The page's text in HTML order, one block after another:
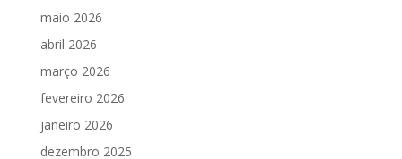
maio 2026
abril 2026
março 2026
fevereiro 2026
janeiro 2026
dezembro 2025